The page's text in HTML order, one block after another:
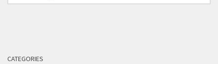
CATEGORIES